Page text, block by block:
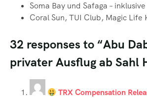
Soma Bay und Safaga – inklusive
Coral Sun, TUI Club, Magic Life
32 responses to “Abu
privater Ausflug ab Sahl
TRX Compensation